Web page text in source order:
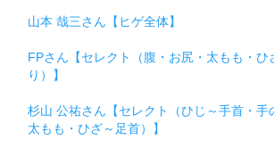
山本 哉三さん【ヒゲ全体】
FPさん【セレクト（腹・お尻・太もも・ひ
り）】
杉山 公祐さん【セレクト（ひじ～手首・手
太もも・ひざ～足首）】